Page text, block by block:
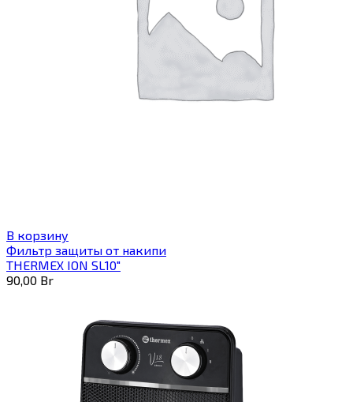
В корзину
Фильтр защиты от накипи
THERMEX ION SL10″
90,00 Br